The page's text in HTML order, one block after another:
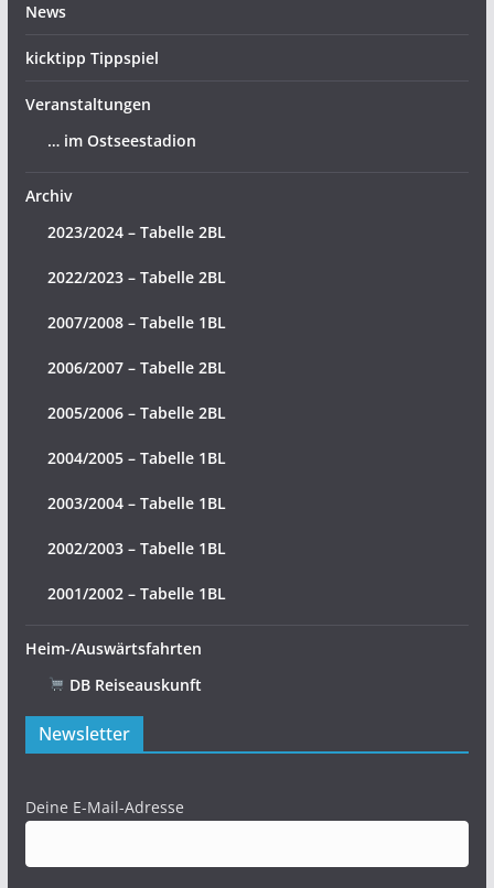
News
kicktipp Tippspiel
Veranstaltungen
… im Ostseestadion
Archiv
2023/2024 – Tabelle 2BL
2022/2023 – Tabelle 2BL
2007/2008 – Tabelle 1BL
2006/2007 – Tabelle 2BL
2005/2006 – Tabelle 2BL
2004/2005 – Tabelle 1BL
2003/2004 – Tabelle 1BL
2002/2003 – Tabelle 1BL
2001/2002 – Tabelle 1BL
Heim-/Auswärtsfahrten
DB Reiseauskunft
Newsletter
Deine E-Mail-Adresse